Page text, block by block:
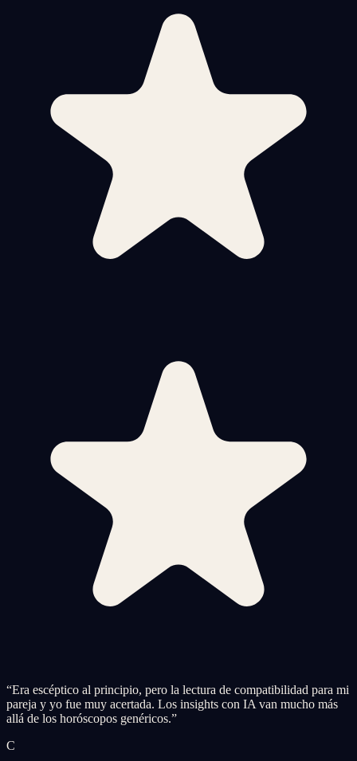
“Era escéptico al principio, pero la lectura de compatibilidad para mi
pareja y yo fue muy acertada. Los insights con IA van mucho más
allá de los horóscopos genéricos.”
C